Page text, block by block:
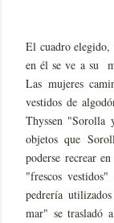
El cuadro
en él se ve a su
Las mujeres
vestidos de
Thyssen "Sorolla
objetos que
poderse recrear
"frescos
pedrería
mar" se trasladó